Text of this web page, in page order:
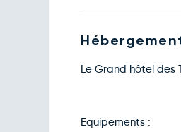
Le Grand hôtel des
Equipements :